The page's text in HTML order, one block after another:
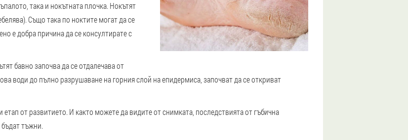
така и нокътната плочка. Нокътят
Също така по ноктите могат да се
е добра причина да се консултирате с
бавно започва да се отдалечава от
води до пълно разрушаване на горния слой на епидермиса, започват да се откриват
от развитието. И както можете да видите от снимката, последствията от гъбична
тъжни.